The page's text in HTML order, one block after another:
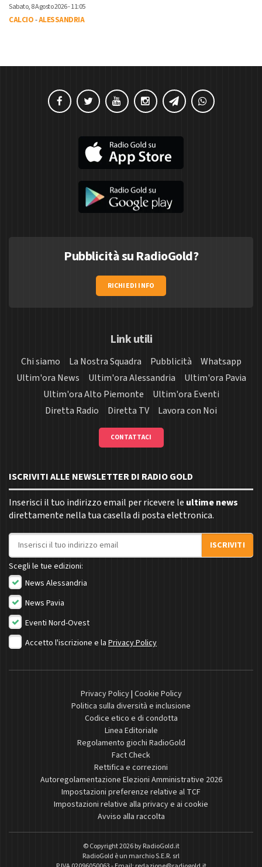
Sabato, 8 Agosto 2026 - 11:05
CALCIO-ALESSANDRIA
Pubblicità su RadioGold?
RICHIEDI INFO
Link utili
Chi siamo La Nostra Squadra Pubblicità
Whatsapp
Ultim'ora News
Ultim'ora Alessandria
Ultim'ora Pavia
Ultim'ora Alto Piemonte
Ultim'ora Eventi
Diretta Radio
Diretta TV Lavora con Noi
CONTATTACI
ISCRIVITI ALLE NEWSLETTER DI RADIO GOLD
Inserisci il tuo indirizzo email per ricevere le ultime news
direttamente nella tua casella di posta elettronica.
Indirizzo email
ISCRIVITI
Scegli le tue edizioni:
News Alessandria
News Pavia
Eventi Nord-Ovest
Accetto l'iscrizione e la Privacy Policy
Privacy Policy| Cookie Policy
Politica sulla diversità e inclusione
Codice etico e di condotta
Linea Editoriale
Regolamento giochi RadioGold
Fact Check
Rettifica e correzioni
Autoregolamentazione Elezioni Amministrative 2026
Impostazioni preferenze relative al TCF
Impostazioni relative alla privacy e ai cookie
Avviso alla raccolta
© Copyright 2026 byRadioGold.it
RadioGold è un marchio S.E.R. srl